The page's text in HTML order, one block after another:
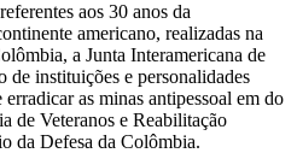
aos 30 anos da
americano, realizadas na
a Junta Interamericana de
de instituições e personalidades
as minas antipessoal em do
de Veteranos e Reabilitação
da Defesa da Colômbia.